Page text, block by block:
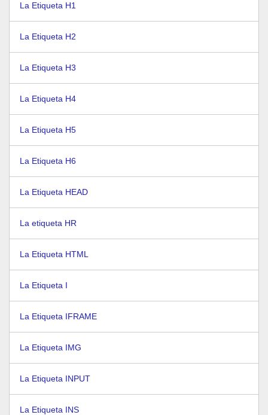
La Etiqueta H1
La Etiqueta H2
La Etiqueta H3
La Etiqueta H4
La Etiqueta H5
La Etiqueta H6
La Etiqueta HEAD
La etiqueta HR
La Etiqueta HTML
La Etiqueta I
La Etiqueta IFRAME
La Etiqueta IMG
La Etiqueta INPUT
La Etiqueta INS